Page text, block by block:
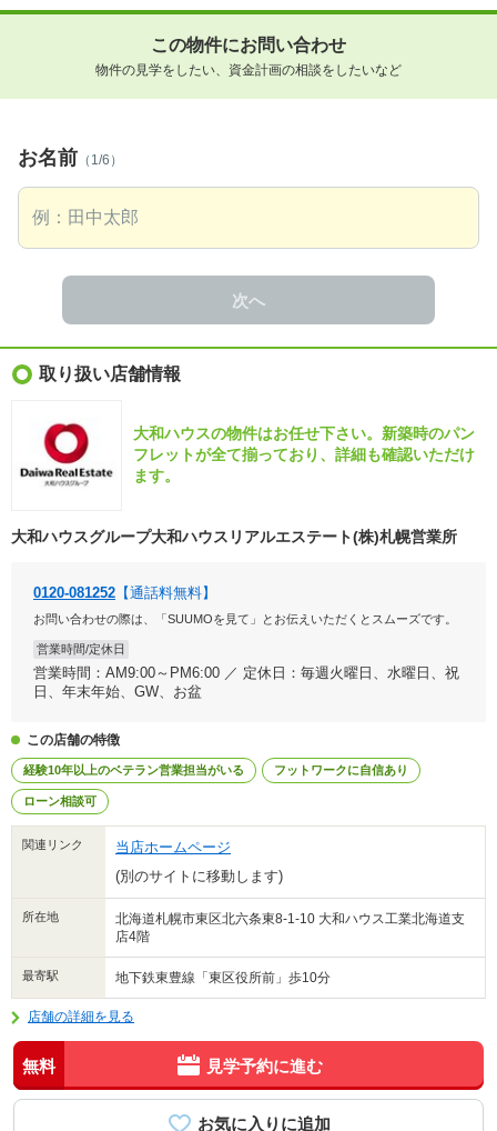
この物件にお問い合わせ
物件の見学をしたい、資金計画の相談をしたいなど
お名前 （1/6）
次へ
取り扱い店舗情報
大和ハウスの物件はお任せ下さい。新築時のパン
フレットが全て揃っており、詳細も確認いただけ
ます。
大和ハウスグループ大和ハウスリアルエステート(株)札幌営業所
0120-081252 【通話料無料】
お問い合わせの際は、「SUUMOを見て」とお伝えいただくとスムーズです。
営業時間/定休日
営業時間：AM9:00～PM6:00 ／ 定休日：毎週火曜日、水曜日、祝
日、年末年始、GW、お盆
この店舗の特徴
経験10年以上のベテラン営業担当がいる フットワークに自信あり
ローン相談可
関連リンク
当店ホームページ
(別のサイトに移動します)
所在地
北海道札幌市東区北六条東8-1-10 大和ハウス工業北海道支
店4階
最寄駅 地下鉄東豊線「東区役所前」歩10分
店舗の詳細を見る
無料 見学予約に進む